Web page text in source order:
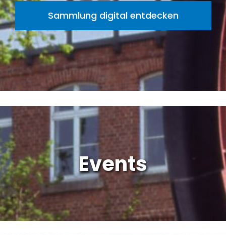
Sammlung digital entdecken
Events